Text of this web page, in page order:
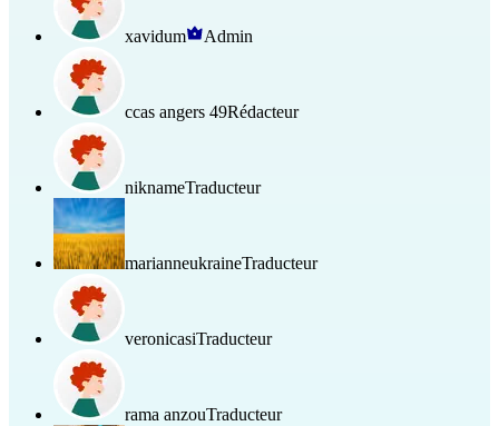
xavidum Admin
ccas angers 49Rédacteur
niknameTraducteur
marianneukraineTraducteur
veronicasiTraducteur
rama anzouTraducteur